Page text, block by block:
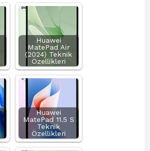
Huawei
MatePad Air
(2024) Teknik
Özellikleri
Huawei
MatePad 11.5 S
Teknik
Özellikleri